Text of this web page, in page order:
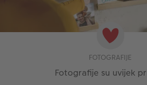
FOTOGRAFIJE
Fotografije su uvijek